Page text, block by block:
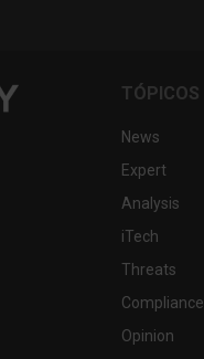
TÓPICOS
News
Expert
Analysis
iTech
Threats
Compliance
Opinion